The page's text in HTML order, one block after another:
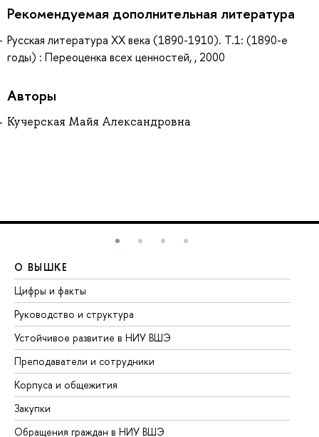
Рекомендуемая дополнительная литература
Русская литература XX века (1890-1910). Т.1: (1890-е
годы) : Переоценка всех ценностей, , 2000
Авторы
Кучерская Майя Александровна
О ВЫШКЕ
Цифры и факты
Руководство и структура
Устойчивое развитие в НИУ ВШЭ
Преподаватели и сотрудники
Корпуса и общежития
Закупки
Обращения граждан в НИУ ВШЭ